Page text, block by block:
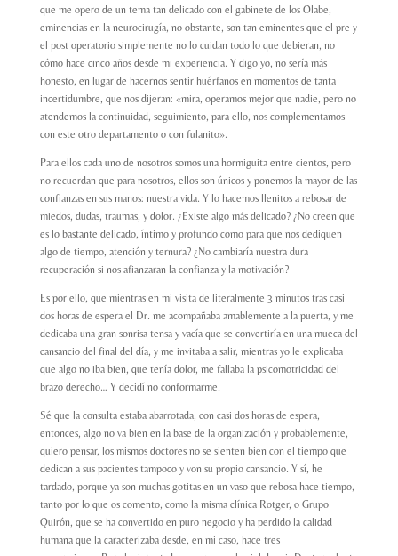
que me opero de un tema tan delicado con el gabinete de los Olabe,
eminencias en la neurocirugía, no obstante, son tan eminentes que el pre y
el post operatorio simplemente no lo cuidan todo lo que debieran, no
cómo hace cinco años desde mi experiencia. Y digo yo, no sería más
honesto, en lugar de hacernos sentir huérfanos en momentos de tanta
incertidumbre, que nos dijeran: «mira, operamos mejor que nadie, pero no
atendemos la continuidad, seguimiento, para ello, nos complementamos
con este otro departamento o con fulanito».
Para ellos cada uno de nosotros somos una hormiguita entre cientos, pero
no recuerdan que para nosotros, ellos son únicos y ponemos la mayor de las
confianzas en sus manos: nuestra vida. Y lo hacemos llenitos a rebosar de
miedos, dudas, traumas, y dolor. ¿Existe algo más delicado? ¿No creen que
es lo bastante delicado, íntimo y profundo como para que nos dediquen
algo de tiempo, atención y ternura? ¿No cambiaría nuestra dura
recuperación si nos afianzaran la confianza y la motivación?
Es por ello, que mientras en mi visita de literalmente 3 minutos tras casi
dos horas de espera el Dr. me acompañaba amablemente a la puerta, y me
dedicaba una gran sonrisa tensa y vacía que se convertiría en una mueca del
cansancio del final del día, y me invitaba a salir, mientras yo le explicaba
que algo no iba bien, que tenía dolor, me fallaba la psicomotricidad del
brazo derecho… Y decidí no conformarme.
Sé que la consulta estaba abarrotada, con casi dos horas de espera,
entonces, algo no va bien en la base de la organización y probablemente,
quiero pensar, los mismos doctores no se sienten bien con el tiempo que
dedican a sus pacientes tampoco y von su propio cansancio. Y sí, he
tardado, porque ya son muchas gotitas en un vaso que rebosa hace tiempo,
tanto por lo que os comento, como la misma clínica Rotger, o Grupo
Quirón, que se ha convertido en puro negocio y ha perdido la calidad
humana que la caracterizaba desde, en mi caso, hace tres